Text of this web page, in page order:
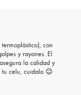
con
y rayones. El
la calidad y
celu, cuidalo 😉